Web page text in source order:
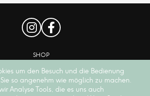
SHOP
ZAHLUNGSARTEN
um den Besuch und die Bedienung
so angenehm wie möglich zu machen.
Analyse Tools, die es uns auch